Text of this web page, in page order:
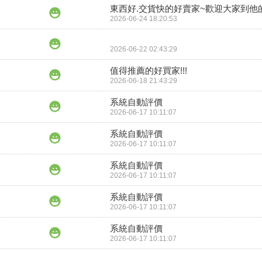
東西好.交貨快的好賣家~歡迎大家到他
2026-06-24 18:20:53
2026-06-22 02:43:29
值得推薦的好買家!!!
2026-06-18 21:43:29
系統自動評價
2026-06-17 10:11:07
系統自動評價
2026-06-17 10:11:07
系統自動評價
2026-06-17 10:11:07
系統自動評價
2026-06-17 10:11:07
系統自動評價
2026-06-17 10:11:07